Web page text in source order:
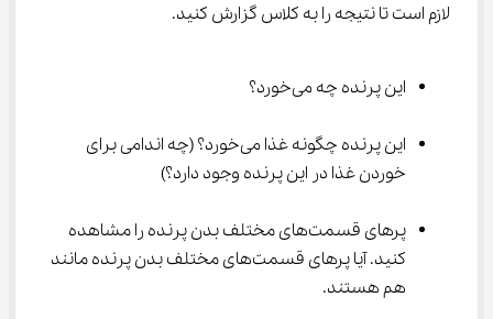
لازم است تا نتیجه را به کلاس گزارش کنید.
این پرنده چه می‌خورد؟
این پرنده چگونه غذا می‌خورد؟ (چه اندامی برای
خوردن غذا در این پرنده وجود دارد؟)
پرهای قسمت‌های مختلف بدن پرنده را مشاهده
کنید. آیا پرهای قسمت‌های مختلف بدن پرنده مانند
هم هستند.